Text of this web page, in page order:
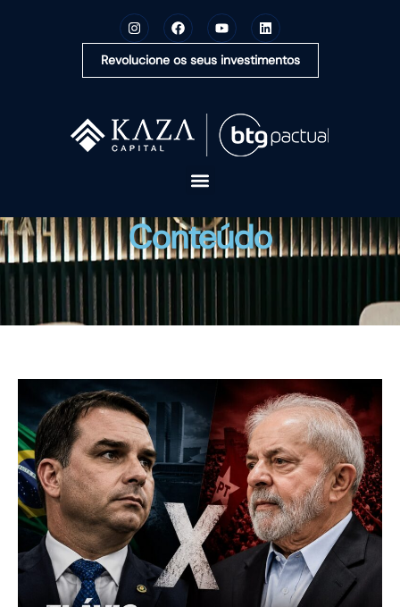
Revolucione os seus investimentos
A KAZA CAPITAL
SOLUÇÕES
MONTE SUA CARTEIRA
CONTEÚDOS
CONTATO
Conteúdo